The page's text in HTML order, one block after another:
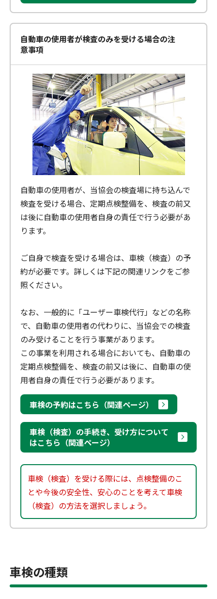
自動車の使用者が検査のみを受ける場合の注
意事項
自動車の使用者が、当協会の検査場に持ち込んで
検査を受ける場合、定期点検整備を、検査の前又
は後に自動車の使用者自身の責任で行う必要があ
ります。
ご自身で検査を受ける場合は、車検（検査）の予
約が必要です。詳しくは下記の関連リンクをご参
照ください。
なお、一般的に「ユーザー車検代行」などの名称
で、自動車の使用者の代わりに、当協会での検査
のみ受けることを行う事業があります。
この事業を利用される場合においても、自動車の
定期点検整備を、検査の前又は後に、自動車の使
用者自身の責任で行う必要があります。
車検の予約はこちら（関連ページ）
車検（検査）の手続き、受け方について
はこちら（関連ページ）
車検（検査）を受ける際には、点検整備のこ
とや今後の安全性、安心のことを考えて車検
（検査）の方法を選択しましょう。
車検の種類